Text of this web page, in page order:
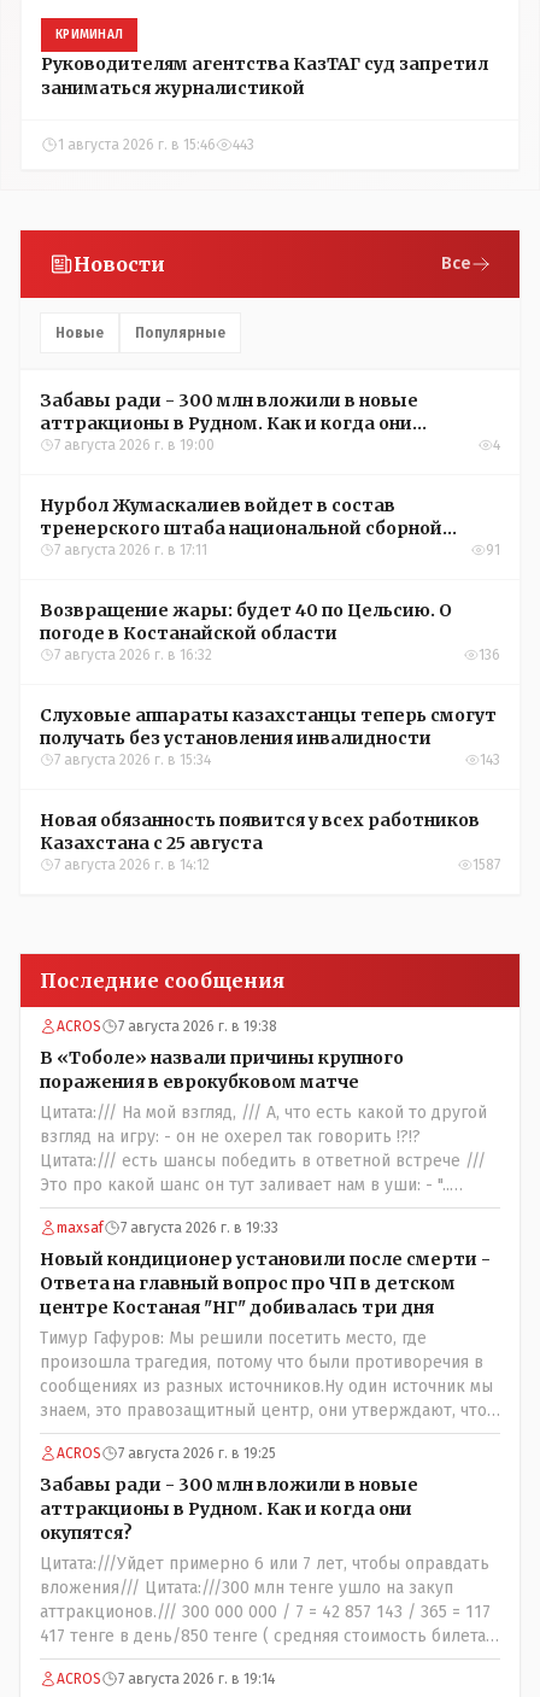
КРИМИНАЛ
Руководителям агентства КазТАГ суд запретил
заниматься журналистикой
1 августа 2026 г. в 15:46 443
Новости Все
Новые Популярные
Забавы ради - 300 млн вложили в новые
аттракционы в Рудном. Как и когда они
окупятся?
7 августа 2026 г. в 19:00 4
Нурбол Жумаскалиев войдет в состав
тренерского штаба национальной сборной
Казахстана по футболу
7 августа 2026 г. в 17:11 91
Возвращение жары: будет 40 по Цельсию. О
погоде в Костанайской области
7 августа 2026 г. в 16:32 136
Слуховые аппараты казахстанцы теперь смогут
получать без установления инвалидности
7 августа 2026 г. в 15:34 143
Новая обязанность появится у всех работников
Казахстана с 25 августа
7 августа 2026 г. в 14:12 1587
Последние сообщения
ACROS 7 августа 2026 г. в 19:38
В «Тоболе» назвали причины крупного
поражения в еврокубковом матче
Цитата:/// На мой взгляд, /// А, что есть какой то другой
взгляд на игру: - он не охерел так говорить !?!?
Цитата:/// есть шансы победить в ответной встрече ///
Это про какой шанс он тут заливает нам в уши: - "..
забить на своём поле ЧЕТЫРЕ гола и при этом не
пропустить ни ОДНОГО,,,,"- сказки Венского леса.
Цитата://я поздравляю их с этой победой// Значит
морально: - игроки Тобола уже проиграли ответную
встречу: - чудо на поле не бывает, если только у тебя в
команде играет сам Марадона....
maxsaf 7 августа 2026 г. в 19:33
Новый кондиционер установили после смерти -
Ответа на главный вопрос про ЧП в детском
центре Костаная "НГ" добивалась три дня
Тимур Гафуров: Мы решили посетить место, где
произошла трагедия, потому что были противоречия в
сообщениях из разных источников.Ну один источник мы
знаем, это правозащитный центр, они утверждают, что
ничего толком не работало на момент трагедии. А кто
второй источник, с противоречивой информацией? Кто
до вашей поездки утверждал, что там все ОК, не жарко,
и всё работает как надо?
ACROS 7 августа 2026 г. в 19:25
Забавы ради - 300 млн вложили в новые
аттракционы в Рудном. Как и когда они
окупятся?
Цитата:///Уйдет примерно 6 или 7 лет, чтобы оправдать
вложения/// Цитата:///300 млн тенге ушло на закуп
аттракционов./// 300 000 000 / 7 = 42 857 143 / 365 = 117
417 тенге в день/850 тенге ( средняя стоимость билета)
- 138 человек в день - такая должна быть средняя
минимальная ежедневная посещаемость этих
ACROS 7 августа 2026 г. в 19:14